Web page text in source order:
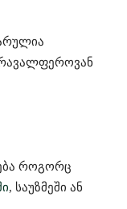
როგორც
, საუზმეში ან